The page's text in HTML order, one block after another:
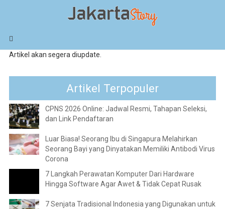
Kecantikan / Kecantikan Kulit
Artikel akan segera diupdate.
Artikel Terpopuler
CPNS 2026 Online: Jadwal Resmi, Tahapan Seleksi,
dan Link Pendaftaran
Luar Biasa! Seorang Ibu di Singapura Melahirkan
Seorang Bayi yang Dinyatakan Memiliki Antibodi Virus
Corona
7 Langkah Perawatan Komputer Dari Hardware
Hingga Software Agar Awet & Tidak Cepat Rusak
7 Senjata Tradisional Indonesia yang Digunakan untuk